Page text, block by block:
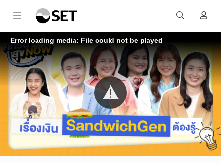
Error loading media: File could not be played